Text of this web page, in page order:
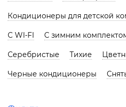
Кондиционеры для детской
С WI-FI С зимним
Серебристые Тихие
Черные кондиционеры